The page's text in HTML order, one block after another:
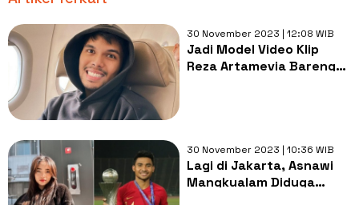
30 November 2023 | 12:08 WIB
Jadi Model Video Klip
Reza Artamevia Bareng
30 November 2023 | 10:36 WIB
Lagi di Jakarta, Asnawi
Mangkualam Diduga